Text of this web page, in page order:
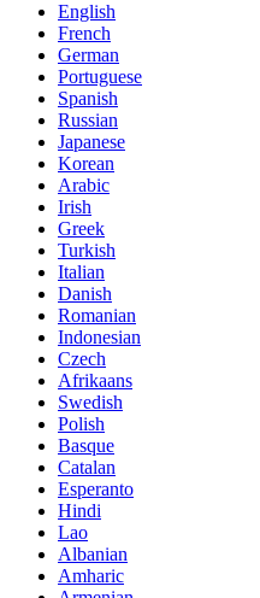
English
French
German
Portuguese
Spanish
Russian
Japanese
Korean
Arabic
Irish
Greek
Turkish
Italian
Danish
Romanian
Indonesian
Czech
Afrikaans
Swedish
Polish
Basque
Catalan
Esperanto
Hindi
Lao
Albanian
Amharic